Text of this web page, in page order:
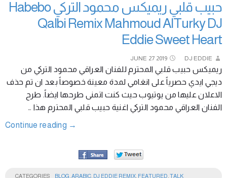
حبيب قلبي ريميكس محمود التركي Habebo
Qalbi Remix Mahmoud AlTurky DJ
Eddie Sweet Heart
JUNE 27 2019 DJ EDDIE
ريميكس حبيب قلبي المحترم للفنان العراقي محمود التركي من
ديجي ايدي حصرياً على انغامي لمدة معينة خصوصاً بعد ان تم حذف
الاعلان عليها من يوتيوب حيث كنت اتمنى طرحها ايضاً. طرح
الفنان العراقي محمود التركي اغنية حبيب قلبي المحترم هذا …
Continue reading →
CATEGORIES BLOG ARABIC DJ EDDIE REMIX FEATURED TALK